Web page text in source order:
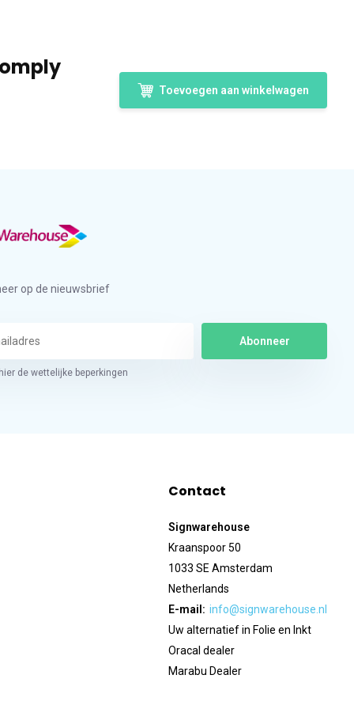
Toevoegen aan winkelwagen
op de nieuwsbrief
Abonneer
de wettelijke beperkingen
Contact
Signwarehouse
Kraanspoor 50
1033 SE Amsterdam
Netherlands
E-mail: info@signwarehouse.nl
Uw alternatief in Folie en Inkt
Oracal dealer
Marabu Dealer